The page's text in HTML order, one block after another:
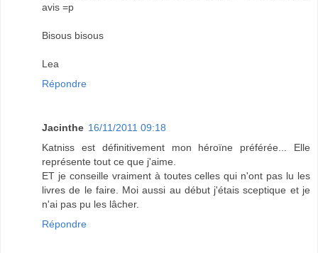
avis =p
Bisous bisous
Lea
Répondre
Jacinthe 16/11/2011 09:18
Katniss est définitivement mon héroïne préférée... Elle
représente tout ce que j'aime.
ET je conseille vraiment à toutes celles qui n'ont pas lu les
livres de le faire. Moi aussi au début j'étais sceptique et je
n'ai pas pu les lâcher.
Répondre